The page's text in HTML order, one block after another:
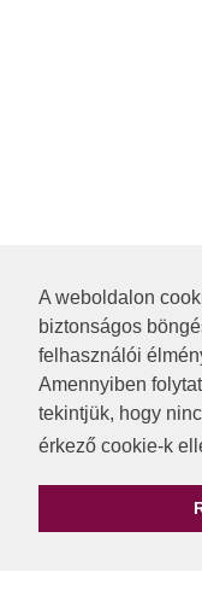
A weboldalon
biztonságos
felhasználói
Amennyiben
tekintjük, hogy
érkező cookie-k